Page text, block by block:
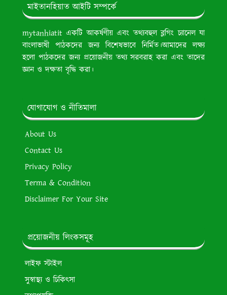
মাইতানহিয়াত আইটি সম্পর্কে
mytanhiatit একটি আকর্ষণীয় এবং তথ্যবহুল ব্লগিং চ্যানেল যা
বাংলাভাষী পাঠকদের জন্য বিশেষভাবে নির্মিত।আমাদের লক্ষ্য
হলো পাঠকদের জন্য প্রয়োজনীয় তথ্য সরবরাহ করা এবং তাদের
জ্ঞান ও দক্ষতা বৃদ্ধি করা।
যোগাযোগ ও নীতিমালা
About Us
Contact Us
Privacy Policy
Terma & Condition
Disclaimer For Your Site
প্রয়োজনীয় লিংকসমূহ
লাইফ স্টাইল
সুস্বাস্থ্য ও চিকিৎসা